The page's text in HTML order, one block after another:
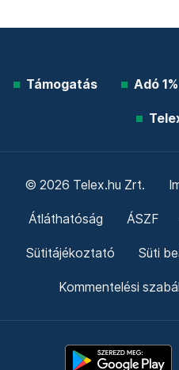
Támogatás Adó
© 2026 Telex.hu Zrt.
Átláthatóság ÁSZF
Sütitájékoztató Süti
Kommentelési